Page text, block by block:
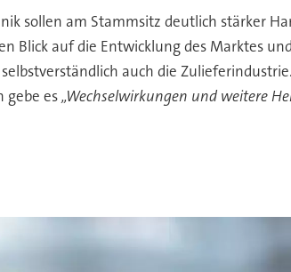
sollen am Stammsitz deutlich stärker
Blick auf die Entwicklung des Marktes
auch die
gebe es„Wechselwirkungen und weitere